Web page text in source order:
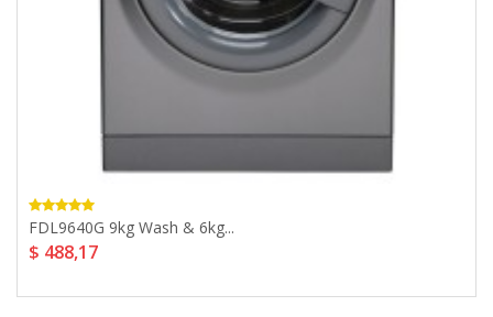
FDL9640G 9kg Wash & 6kg...
$ 488,17